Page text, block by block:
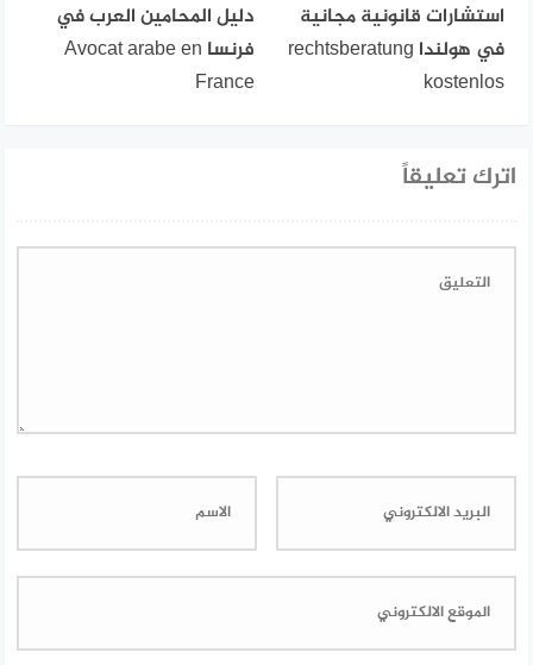
استشارات قانونية مجانية
في هولندا rechtsberatung
kostenlos
دليل المحامين العرب في
فرنسا Avocat arabe en
France
اترك تعليقاً